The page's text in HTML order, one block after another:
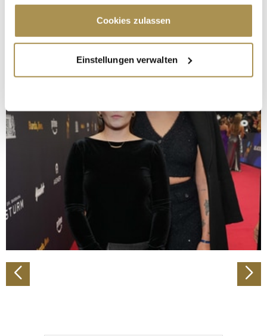
Cookie-Erklärung oder durch Klicken auf das Privacy
Trigger Symbol ändern oder widerrufen
Informationen über Ihre geografische Lage
erfassen, welche bis auf einige Meter genau sein
bestimmten Merkmalen (Fingerprinting) identifizieren
Erfahren Sie mehr darüber, wie Ihre persönlichen Daten
verarbeitet werden, und legen Sie Ihre Präferenzen im
Abschnitt Einzelheiten
Wir verwenden Cookies, um Inhalte und Anzeigen zu
personalisieren, Funktionen für soziale Medien anbieten
zu können und die Zugriffe auf unsere Website zu
analysieren. Außerdem geben wir Informationen zu Ihrer
Verwendung unserer Website an unsere Partner für
soziale Medien, Werbung und Analysen weiter. Unsere
Partner führen diese Informationen möglicherweise mit
Cookies zulassen
Einstellungen verwalten